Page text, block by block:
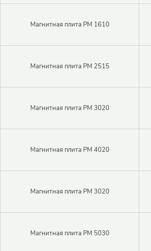
Магнитная плита PM 1610
Магнитная плита PM 2515
Магнитная плита PM 3020
Магнитная плита PM 4020
Магнитная плита PM 3020
Магнитная плита PM 5030
Войти в личный кабинет
Регистрация
Авторизация